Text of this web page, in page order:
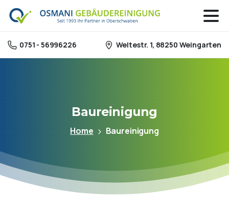
0751 - 56996226 Weltestr. 1, 88250 Weingarten
Baureinigung
Home Baureinigung